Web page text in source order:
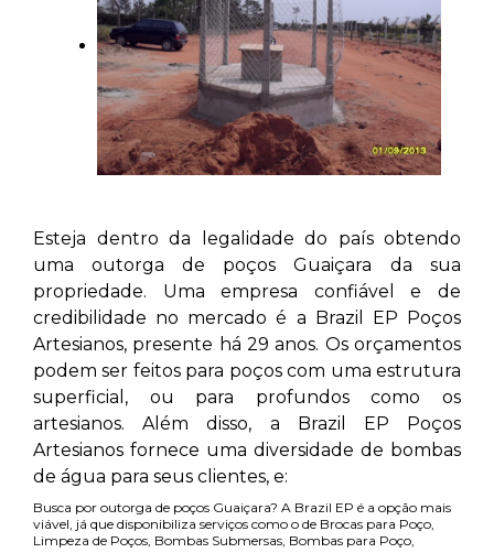
Esteja dentro da legalidade do país obtendo
uma outorga de poços Guaiçara
da sua
propriedade. Uma empresa confiável e de
credibilidade no mercado é a Brazil EP Poços
Artesianos, presente há 29 anos. Os orçamentos
podem ser feitos para poços com uma estrutura
superficial, ou para profundos como os
artesianos. Além disso, a Brazil EP Poços
Artesianos fornece uma diversidade de bombas
de água para seus clientes, e:
Busca por outorga de poços Guaiçara? A Brazil EP é a opção mais
viável, já que disponibiliza serviços como o de Brocas para Poço,
Limpeza de Poços, Bombas Submersas, Bombas para Poço,